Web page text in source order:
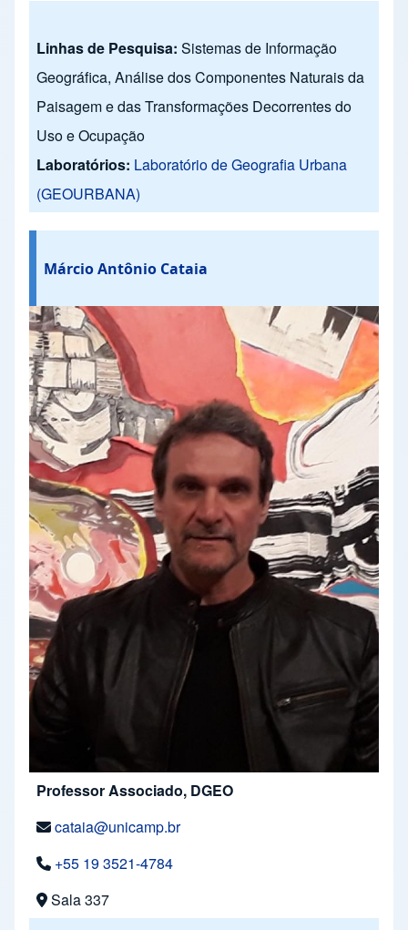
Linhas de Pesquisa: Sistemas de Informação
Geográfica, Análise dos Componentes Naturais da
Paisagem e das Transformações Decorrentes do
Uso e Ocupação
Laboratórios: Laboratório de Geografia Urbana
(GEOURBANA)
Márcio Antônio Cataia
Professor Associado, DGEO
cataia@unicamp.br
+55 19 3521-4784
Sala 337